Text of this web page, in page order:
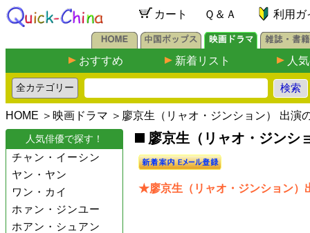
カート Ｑ＆Ａ 利用ガ
おすすめ 新着リスト 人
HOME ＞ 映画ドラマ ＞廖京生（リャオ・ジンション） 出演
人気俳優で探す！
チャン・イーシン
ヤン・ヤン
ワン・カイ
ホァン・ジンユー
ホアン・シュアン
廖京生（リャオ・ジンシ
★廖京生（リャオ・ジンション）